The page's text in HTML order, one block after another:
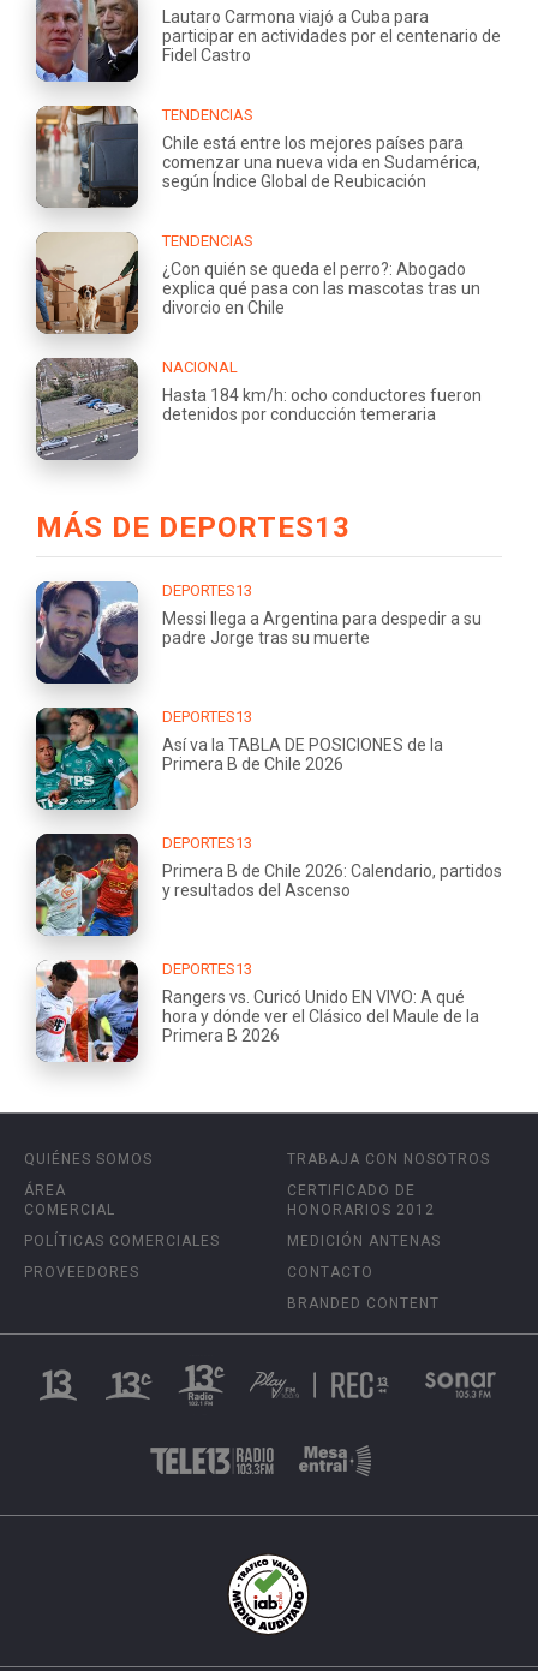
Lautaro Carmona viajó a Cuba para
participar en actividades por el centenario de
Fidel Castro
TENDENCIAS
Chile está entre los mejores países para
comenzar una nueva vida en Sudamérica,
según Índice Global de Reubicación
TENDENCIAS
¿Con quién se queda el perro?: Abogado
explica qué pasa con las mascotas tras un
divorcio en Chile
NACIONAL
Hasta 184 km/h: ocho conductores fueron
detenidos por conducción temeraria
MÁS DE DEPORTES13
DEPORTES13
Messi llega a Argentina para despedir a su
padre Jorge tras su muerte
DEPORTES13
Así va la TABLA DE POSICIONES de la
Primera B de Chile 2026
DEPORTES13
Primera B de Chile 2026: Calendario, partidos
y resultados del Ascenso
DEPORTES13
Rangers vs. Curicó Unido EN VIVO: A qué
hora y dónde ver el Clásico del Maule de la
Primera B 2026
QUIÉNES SOMOS
ÁREA
COMERCIAL
POLÍTICAS COMERCIALES
PROVEEDORES
TRABAJA CON NOSOTROS
CERTIFICADO DE
HONORARIOS 2012
MEDICIÓN ANTENAS
CONTACTO
BRANDED CONTENT